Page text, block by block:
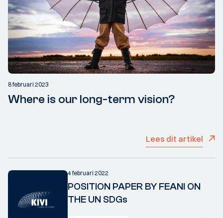
8 februari 2023
Where is our long-term vision?
Lees dit artikel
4 februari 2022
POSITION PAPER BY FEANI ON
THE UN SDGs